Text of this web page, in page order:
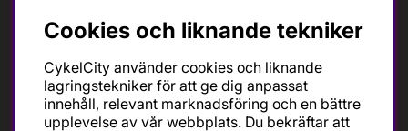
Jobb
Bikefit Retül
Cookies och liknande tekniker
CykelCity använder cookies och liknande
lagringstekniker för att ge dig anpassat
innehåll, relevant marknadsföring och en bättre
upplevelse av vår webbplats. Du bekräftar att